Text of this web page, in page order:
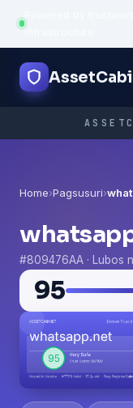
infrastructure
Home›Pagsusuri›
#809476AA · Lubos
95